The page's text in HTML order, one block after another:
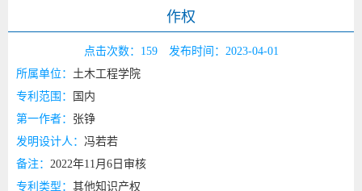
作权
点击次数： 159
发布时间：2023-04-01
所属单位： 土木工程学院
专利范围：
国内
第一作者： 张铮
发明设计人： 冯若若
备注： 2022年11月6日审核
专利类型： 其他知识产权